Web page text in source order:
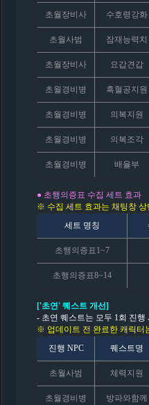
초월장비사 수호령강화
초월사범 잠재능력치
초월장비사 요갑견갑
초월경비병 흑혈공지원
초월경비병 의복지원
초월경비병 의복조각
초월경비병 배율부
● 초행의증표 수집 세트 효과
※ 수집 세트 효과는 채팅창
세트 명칭
초행의증표1~7
초행의증표8~14
['초연' 퀘스트 개선]
- 초연 퀘스트는 모두 1회 진행
※ 업데이트 전 완료한 캐릭터
진행 NPC
퀘스트명
초월사범 체력지원
초월경비병 방파와함께